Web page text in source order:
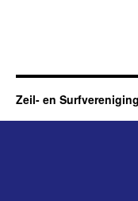
Zeil- en